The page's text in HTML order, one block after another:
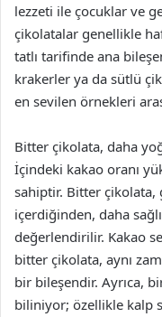
lezzeti ile çocuklar ve
çikolatalar genellikle
tatlı tarifinde ana
krakerler ya da sütlü
en sevilen örnekleri
Bitter çikolata, daha
İçindeki kakao oranı
sahiptir. Bitter çikolata,
içerdiğinden, daha
değerlendirilir. Kakao
bitter çikolata, aynı
bir bileşendir. Ayrıca,
biliniyor; özellikle kalp